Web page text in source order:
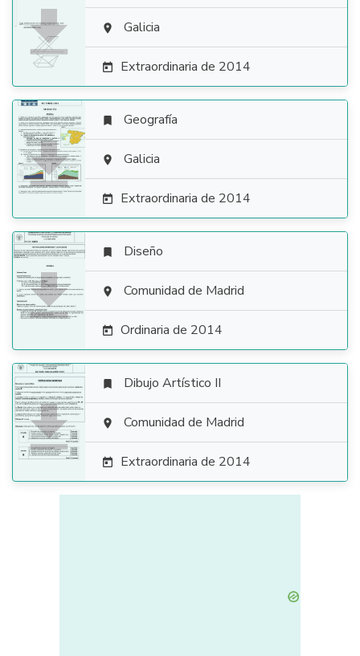
  Galicia
 Extraordinaria de 2014

 Geografía
 Galicia
 Extraordinaria de 2014

 Diseño
 Comunidad de Madrid
 Ordinaria de 2014

 Dibujo Artístico II
 Comunidad de Madrid
 Extraordinaria de 2014